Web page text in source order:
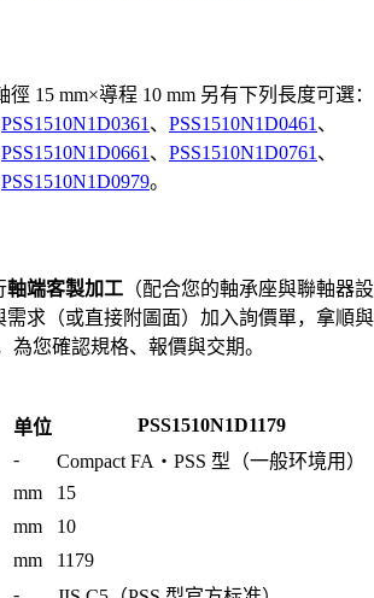
徑 15 mm×導程 10 mm 另有下列長度可選：
PSS1510N1D0361、 PSS1510N1D0461、
PSS1510N1D0661、 PSS1510N1D0761、
PSS1510N1D0979。
軸端客製加工 （配合您的軸承座與聯軸器設
需求（或直接附圖面）加入詢價單，拿順與
為您確認規格、報價與交期。
单位
PSS1510N1D1179
-
Compact FA・PSS 型（一般环境用）
mm
15
mm
10
mm
1179
-